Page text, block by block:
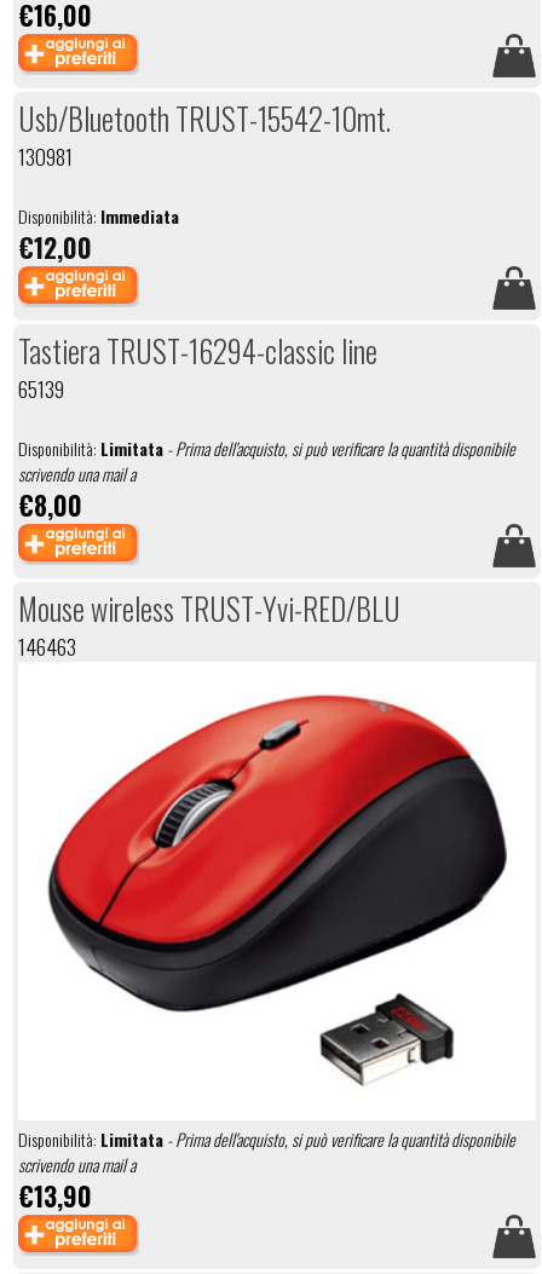
€16,00
Usb/Bluetooth TRUST-15542-10mt.
130981
Disponibilità: Immediata
€12,00
Tastiera TRUST-16294-classic line
65139
Disponibilità: Limitata- Prima dell'acquisto, si può verificare la quantità disponibile
scrivendo una mail a
€8,00
Mouse wireless TRUST-Yvi-RED/BLU
146463
Disponibilità: Limitata- Prima dell'acquisto, si può verificare la quantità disponibile
scrivendo una mail a
€13,90